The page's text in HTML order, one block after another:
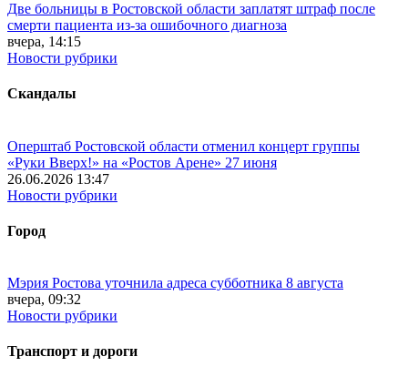
Две больницы в Ростовской области заплатят штраф после
смерти пациента из-за ошибочного диагноза
вчера, 14:15
Новости рубрики
Скандалы
Оперштаб Ростовской области отменил концерт группы
«Руки Вверх!» на «Ростов Арене» 27 июня
26.06.2026 13:47
Новости рубрики
Город
Мэрия Ростова уточнила адреса субботника 8 августа
вчера, 09:32
Новости рубрики
Транспорт и дороги